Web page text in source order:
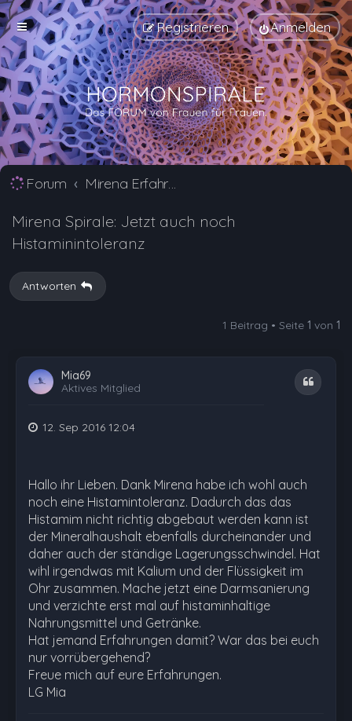
Anmelden
Registrieren
Forum Mirena Erfahrungsberichte und Nebenwirkungen
Mirena Spirale: Jetzt auch noch
Histaminintoleranz
Antworten
1 Beitrag • Seite 1 von 1
Mia69
Aktives Mitglied
Zitat
12. Sep 2016 12:04
Hallo ihr Lieben. Dank Mirena habe ich wohl auch
noch eine Histamintoleranz. Dadurch das das
Histamim nicht richtig abgebaut werden kann ist
der Mineralhaushalt ebenfalls durcheinander und
daher auch der ständige Lagerungsschwindel. Hat
wihl irgendwas mit Kalium und der Flüssigkeit im
Ohr zusammen. Mache jetzt eine Darmsanierung
und verzichte erst mal auf histaminhaltige
Nahrungsmittel und Getränke.
Hat jemand Erfahrungen damit? War das bei euch
nur vorrübergehend?
Freue mich auf eure Erfahrungen.
LG Mia